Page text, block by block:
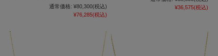
通常価格: ¥80,300(税込)
¥76,285(税込)
¥36,575(税込)